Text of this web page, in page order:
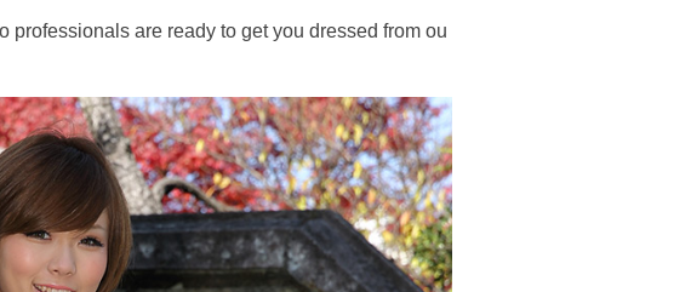
are ready to get you dressed from ou